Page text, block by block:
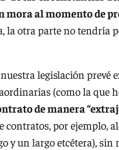
mora al momento de
la otra parte no tendría
legislación prevé
(como la que
de manera
contratos, por ejemplo,
y un largo etcétera), sin